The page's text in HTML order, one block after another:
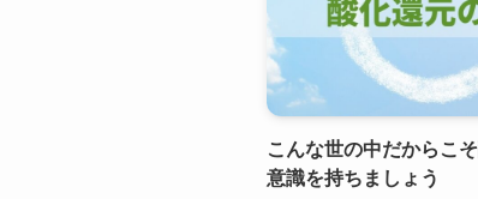
こんな世の中だからこ
意識を持ちましょう